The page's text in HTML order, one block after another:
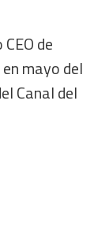
de
mayo del
Canal del